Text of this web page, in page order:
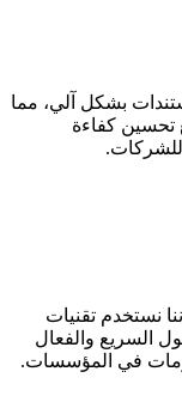
بشكل آلي، مما
تحسين كفاءة
للشركات.
نستخدم تقنيات
السريع والفعال
في المؤسسات.